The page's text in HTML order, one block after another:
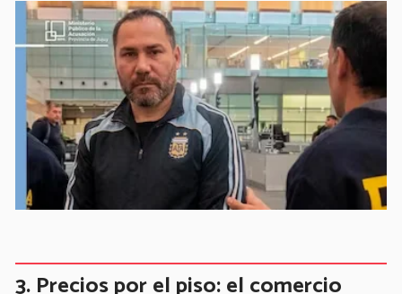
Precios por el piso: el comercio